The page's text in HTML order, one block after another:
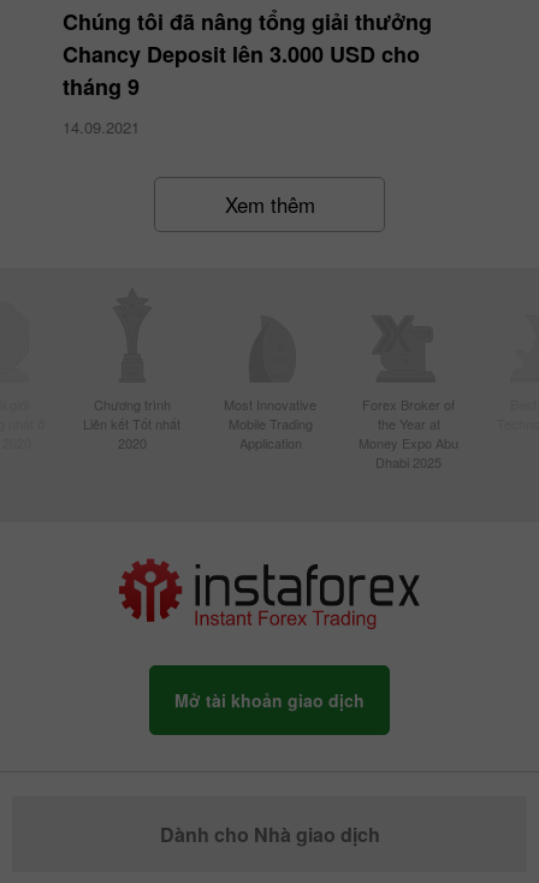
Chúng tôi đã nâng tổng giải thưởng
Chancy Deposit lên 3.000 USD cho
tháng 9
14.09.2021
Xem thêm
Chương trình
Liên kết Tốt nhất
2020
Most Innovative
Mobile Trading
Application
Forex Broker of
the Year at
Money Expo Abu
Dhabi 2025
Mở tài khoản giao dịch
Dành cho Nhà giao dịch